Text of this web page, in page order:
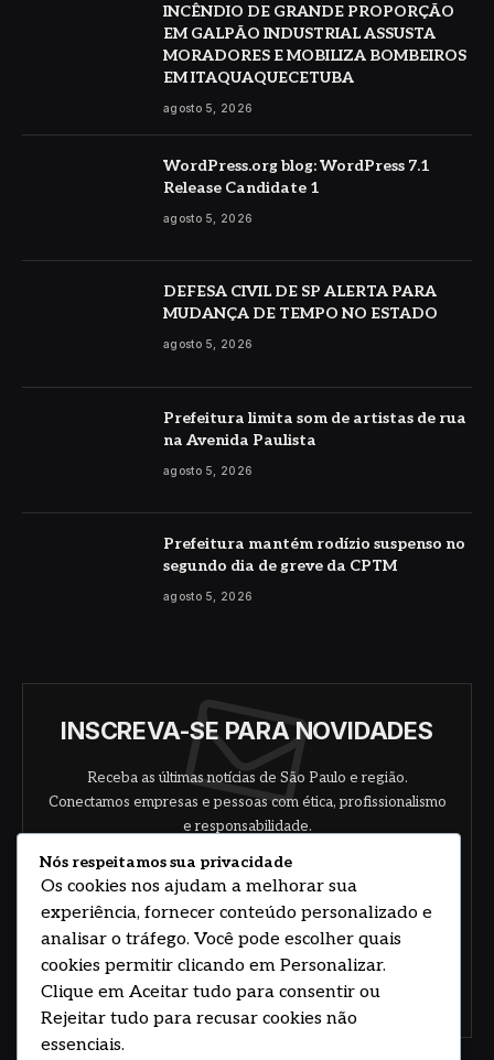
INCÊNDIO DE GRANDE PROPORÇÃO
EM GALPÃO INDUSTRIAL ASSUSTA
MORADORES E MOBILIZA BOMBEIROS
EM ITAQUAQUECETUBA
agosto 5, 2026
WordPress.org blog: WordPress 7.1
Release Candidate 1
agosto 5, 2026
DEFESA CIVIL DE SP ALERTA PARA
MUDANÇA DE TEMPO NO ESTADO
agosto 5, 2026
Prefeitura limita som de artistas de rua
na Avenida Paulista
agosto 5, 2026
Prefeitura mantém rodízio suspenso no
segundo dia de greve da CPTM
agosto 5, 2026
INSCREVA-SE PARA NOVIDADES
Receba as últimas notícias de São Paulo e região.
Conectamos empresas e pessoas com ética, profissionalismo
e responsabilidade.
Concorde com nossos termos e acordo de política
Nós respeitamos sua privacidade
Os cookies nos ajudam a melhorar sua
experiência, fornecer conteúdo personalizado e
analisar o tráfego. Você pode escolher quais
cookies permitir clicando em Personalizar.
Clique em Aceitar tudo para consentir ou
Rejeitar tudo para recusar cookies não
essenciais.